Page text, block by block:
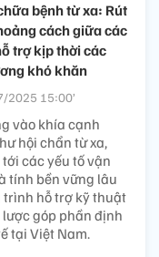
bệnh từ xa: Rút
cách giữa các
trợ kịp thời các
khó khăn
2025 15:00’
vào khía cạnh
hội chẩn từ xa,
các yếu tố vận
tính bền vững lâu
trình hỗ trợ kỹ thuật
góp phần định
tại Việt Nam.